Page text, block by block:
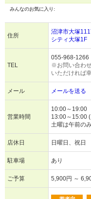
みんなのお気に入り:
住所
沼津市大塚
シティ大塚1F
TEL
055-968-1266
※お問い合わ
いただければ
メール メールを送る
営業時間
10:00～19:00
13:00～15:00
土曜は午前のみ
店休日 日曜日、祝日
駐車場 あり
ご予算 5,900円 ～